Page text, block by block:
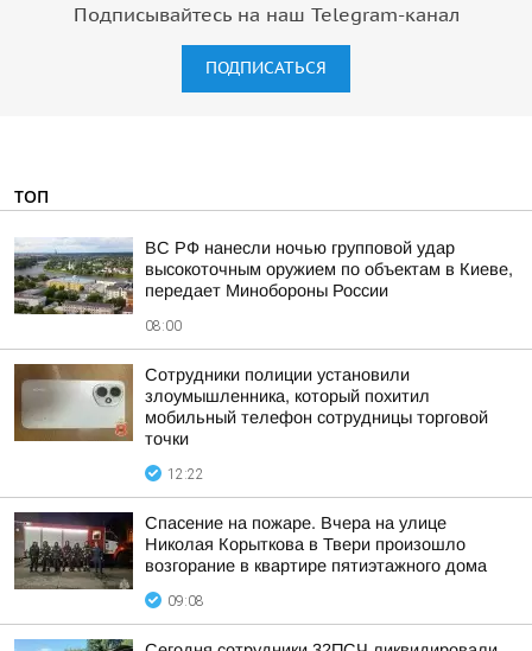
Подписывайтесь на наш Telegram-канал
ПОДПИСАТЬСЯ
ТОП
ВС РФ нанесли ночью групповой удар
высокоточным оружием по объектам в Киеве,
передает Минобороны России
08:00
Сотрудники полиции установили
злоумышленника, который похитил
мобильный телефон сотрудницы торговой
точки
12:22
Спасение на пожаре. Вчера на улице
Николая Корыткова в Твери произошло
возгорание в квартире пятиэтажного дома
09:08